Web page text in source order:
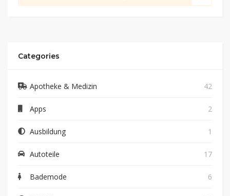
Categories
Apotheke & Medizin 42
Apps 2
Ausbildung 1
Autoteile 17
Bademode 6